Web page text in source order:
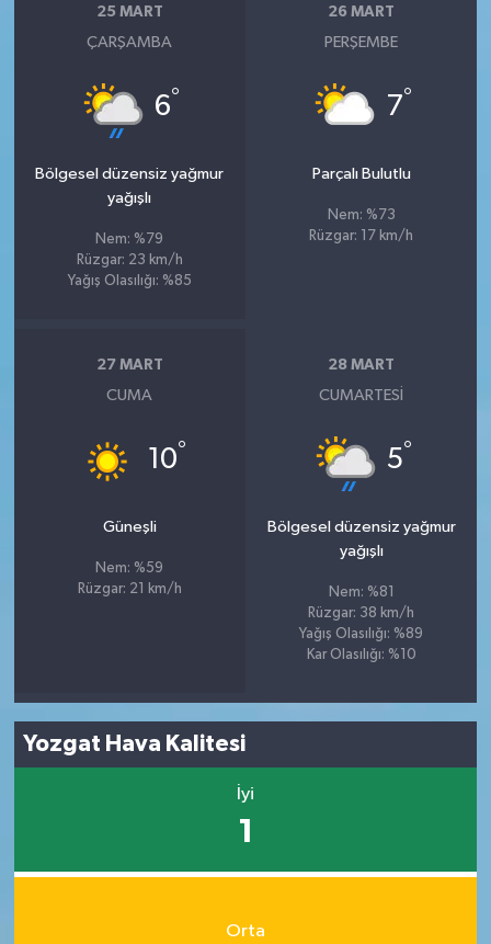
25 MART
ÇARŞAMBA
6°
Bölgesel düzensiz yağmur
yağışlı
Nem: %79
Rüzgar: 23 km/h
Yağış Olasılığı: %85
26 MART
PERŞEMBE
7°
Parçalı Bulutlu
Nem: %73
Rüzgar: 17 km/h
27 MART
CUMA
10°
Güneşli
Nem: %59
Rüzgar: 21 km/h
28 MART
CUMARTESI
5°
Bölgesel düzensiz yağmur
yağışlı
Nem: %81
Rüzgar: 38 km/h
Yağış Olasılığı: %89
Kar Olasılığı: %10
Yozgat Hava Kalitesi
İyi
1
Orta